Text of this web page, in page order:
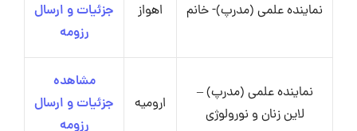
نماینده علمی (مدرپ)- خانم اهواز
جزئیات و ارسال
رزومه
نماینده علمی (مدرپ) –
لاین زنان و نورولوژی
ارومیه
مشاهده
جزئیات و ارسال
رزومه